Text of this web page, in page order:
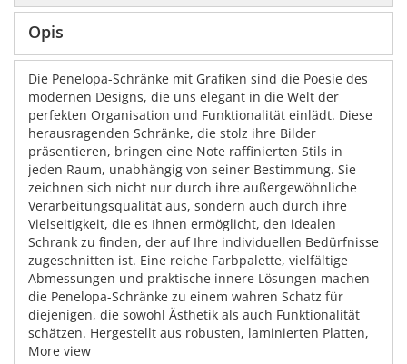
Opis
Die Penelopa-Schränke mit Grafiken sind die Poesie des
modernen Designs, die uns elegant in die Welt der
perfekten Organisation und Funktionalität einlädt. Diese
herausragenden Schränke, die stolz ihre Bilder
präsentieren, bringen eine Note raffinierten Stils in
jeden Raum, unabhängig von seiner Bestimmung. Sie
zeichnen sich nicht nur durch ihre außergewöhnliche
Verarbeitungsqualität aus, sondern auch durch ihre
Vielseitigkeit, die es Ihnen ermöglicht, den idealen
Schrank zu finden, der auf Ihre individuellen Bedürfnisse
zugeschnitten ist. Eine reiche Farbpalette, vielfältige
Abmessungen und praktische innere Lösungen machen
die Penelopa-Schränke zu einem wahren Schatz für
diejenigen, die sowohl Ästhetik als auch Funktionalität
schätzen. Hergestellt aus robusten, laminierten Platten,
mit besonderem Augenmerk auf den Schutz der Kanten
More view